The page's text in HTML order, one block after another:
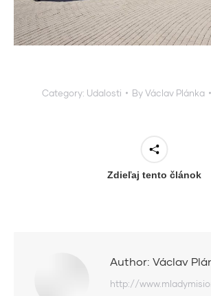
Category: Udalosti ByVáclav Plánka
Zdieľaj tento článok
Author: Václav
http://